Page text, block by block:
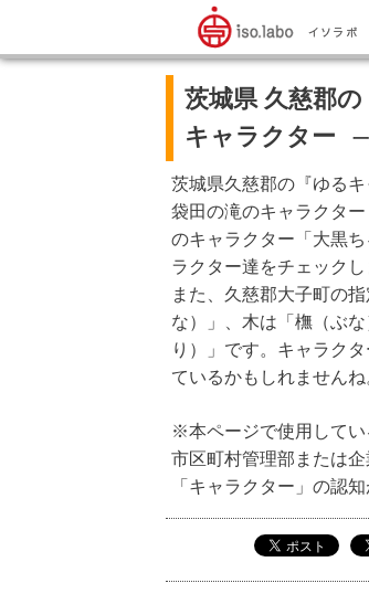
茨城県 久慈郡
キャラクター
茨城県久慈郡の『ゆるキ
袋田の滝のキャラクタ
のキャラクター「大黒
ラクター達をチェックし
また、久慈郡大子町の
な）」、木は「橅（ぶ
り）」です。キャラク
ているかもしれませんね
※本ページで使用してい
市区町村管理部または企
「キャラクター」の認